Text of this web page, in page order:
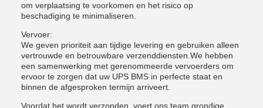
om verplaatsing te voorkomen en het risico op
beschadiging te minimaliseren.
Vervoer:
We geven prioriteit aan tijdige levering en gebruiken alleen
vertrouwde en betrouwbare verzenddiensten.We hebben
een samenwerking met gerenommeerde vervoerders om
ervoor te zorgen dat uw UPS BMS in perfecte staat en
binnen de afgesproken termijn arriveert.
Voordat het wordt verzonden, voert ons team grondige